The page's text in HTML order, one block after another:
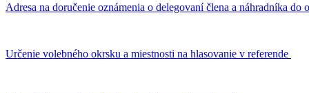
Adresa na doručenie oznámenia o delegovaní člena a náhradníka
Určenie volebného okrsku a miestnosti na hlasovanie v referende